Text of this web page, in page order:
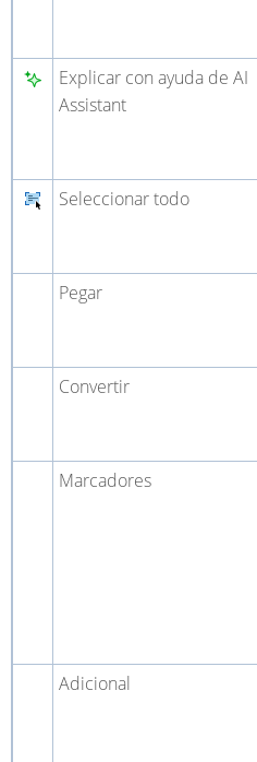
Explicar con ayuda de AI
Assistant
Seleccionar todo
Pegar
Convertir
Marcadores
Adicional